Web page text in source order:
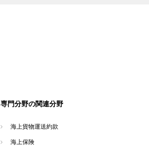
専門分野の関連分野
海上貨物運送約款
海上保険